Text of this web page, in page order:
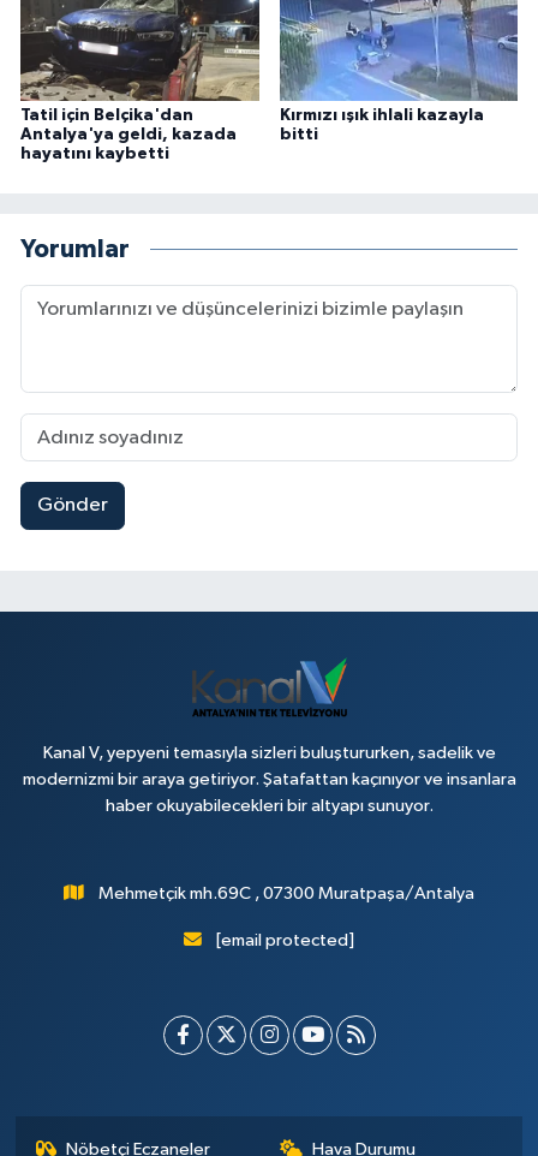
Tatil için Belçika'dan
Antalya'ya geldi, kazada
hayatını kaybetti
Kırmızı ışık ihlali kazayla
bitti
Yorumlar
Gönder
Kanal V, yepyeni temasıyla sizleri buluştururken, sadelik ve
modernizmi bir araya getiriyor. Şatafattan kaçınıyor ve insanlara
haber okuyabilecekleri bir altyapı sunuyor.
Mehmetçik mh.69C , 07300 Muratpaşa/Antalya
[email protected]
Nöbetçi Eczaneler Hava Durumu